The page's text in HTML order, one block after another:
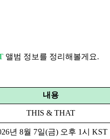
앨범 정보를 정리해볼게요.
내용
THIS & THAT
년 8월 7일(금) 오후 1시 KST